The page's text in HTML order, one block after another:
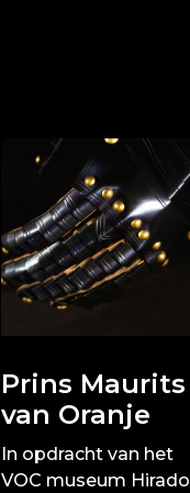
Prins Maurits
van Oranje
In opdracht van het
VOC museum Hirado